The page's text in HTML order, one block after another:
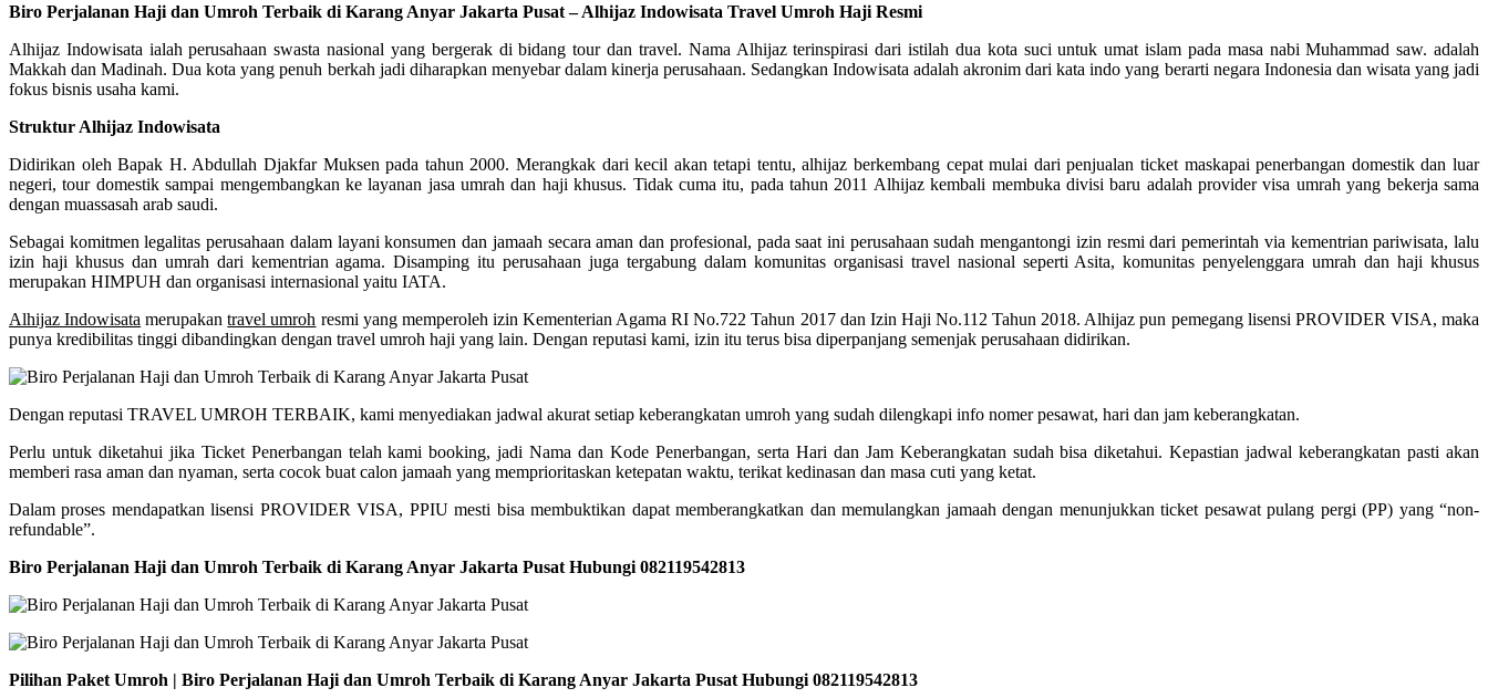
Biro Perjalanan Haji dan Umroh Terbaik di Karang Anyar Jakarta Pusat – Alhijaz Indowisata Travel Umroh Haji Resmi
Alhijaz Indowisata ialah perusahaan swasta nasional yang bergerak di bidang tour dan travel. Nama Alhijaz terinspirasi dari istilah dua kota suci untuk umat islam pada masa nabi Muhammad saw. adalah
Makkah dan Madinah. Dua kota yang penuh berkah jadi diharapkan menyebar dalam kinerja perusahaan. Sedangkan Indowisata adalah akronim dari kata indo yang berarti negara Indonesia dan wisata yang jadi
fokus bisnis usaha kami.
Struktur Alhijaz Indowisata
Didirikan oleh Bapak H. Abdullah Djakfar Muksen pada tahun 2000. Merangkak dari kecil akan tetapi tentu, alhijaz berkembang cepat mulai dari penjualan ticket maskapai penerbangan domestik dan luar
negeri, tour domestik sampai mengembangkan ke layanan jasa umrah dan haji khusus. Tidak cuma itu, pada tahun 2011 Alhijaz kembali membuka divisi baru adalah provider visa umrah yang bekerja sama
dengan muassasah arab saudi.
Sebagai komitmen legalitas perusahaan dalam layani konsumen dan jamaah secara aman dan profesional, pada saat ini perusahaan sudah mengantongi izin resmi dari pemerintah via kementrian pariwisata, lalu
izin haji khusus dan umrah dari kementrian agama. Disamping itu perusahaan juga tergabung dalam komunitas organisasi travel nasional seperti Asita, komunitas penyelenggara umrah dan haji khusus
merupakan HIMPUH dan organisasi internasional yaitu IATA.
Alhijaz Indowisata merupakantravel umroh resmi yang memperoleh izin Kementerian Agama RI No.722 Tahun 2017 dan Izin Haji No.112 Tahun 2018. Alhijaz pun pemegang lisensi PROVIDER VISA, maka
punya kredibilitas tinggi dibandingkan dengan travel umroh haji yang lain. Dengan reputasi kami, izin itu terus bisa diperpanjang semenjak perusahaan didirikan.
Dengan reputasi TRAVEL UMROH TERBAIK, kami menyediakan jadwal akurat setiap keberangkatan umroh yang sudah dilengkapi info nomer pesawat, hari dan jam keberangkatan.
Perlu untuk diketahui jika Ticket Penerbangan telah kami booking, jadi Nama dan Kode Penerbangan, serta Hari dan Jam Keberangkatan sudah bisa diketahui. Kepastian jadwal keberangkatan pasti akan
memberi rasa aman dan nyaman, serta cocok buat calon jamaah yang memprioritaskan ketepatan waktu, terikat kedinasan dan masa cuti yang ketat.
Dalam proses mendapatkan lisensi PROVIDER VISA, PPIU mesti bisa membuktikan dapat memberangkatkan dan memulangkan jamaah dengan menunjukkan ticket pesawat pulang pergi (PP) yang “non-
refundable”.
Biro Perjalanan Haji dan Umroh Terbaik di Karang Anyar Jakarta Pusat Hubungi 082119542813
Pilihan Paket Umroh | Biro Perjalanan Haji dan Umroh Terbaik di Karang Anyar Jakarta Pusat Hubungi 082119542813